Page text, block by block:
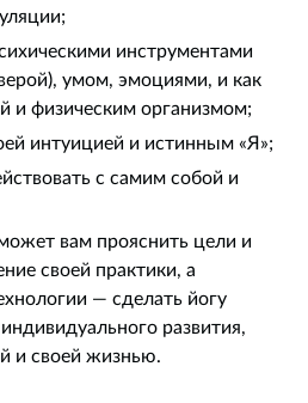
инструментами
умом, эмоциями, и как
и физическим организмом;
интуицией и истинным «Я»;
с самим собой и
вам прояснить цели и
своей практики, а
— сделать йогу
развития,
и своей жизнью.